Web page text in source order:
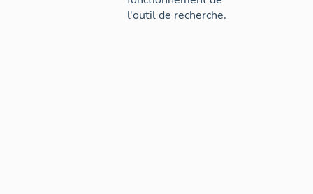
l'outil de recherche.